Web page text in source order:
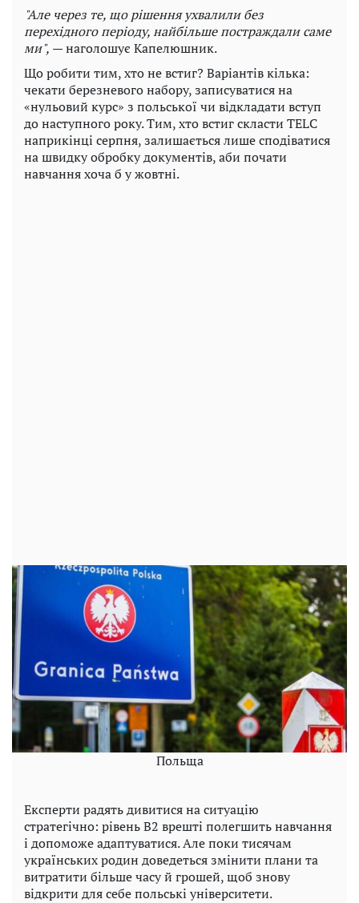
"Але через те, що рішення ухвалили без
перехідного періоду, найбільше постраждали саме
ми", — наголошує Капелюшник.
Що робити тим, хто не встиг? Варіантів кілька:
чекати березневого набору, записуватися на
«нульовий курс» з польської чи відкладати вступ
до наступного року. Тим, хто встиг скласти TELC
наприкінці серпня, залишається лише сподіватися
на швидку обробку документів, аби почати
навчання хоча б у жовтні.
Польща
Експерти радять дивитися на ситуацію
стратегічно: рівень B2 врешті полегшить навчання
і допоможе адаптуватися. Але поки тисячам
українських родин доведеться змінити плани та
витратити більше часу й грошей, щоб знову
відкрити для себе польські університети.